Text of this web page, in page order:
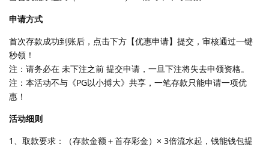
申请方式
首次存款成功到账后，点击下方【优惠申请】提交，审核通过一键
秒领！
注：请务必在 未下注之前 提交申请，一旦下注将失去申领资格。
注：本活动不与《PG以小搏大》共享，一笔存款只能申请一项优
惠！
活动细则
1、取款要求：（存款金额＋首存彩金）× 3倍流水起，钱能钱包提